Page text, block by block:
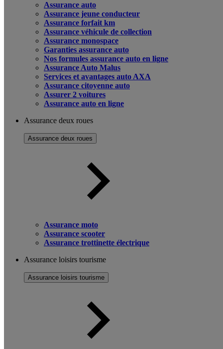
Assurance auto
Assurance jeune conducteur
Assurance forfait km
Assurance véhicule de collection
Assurance monospace
Garanties assurance auto
Nos formules assurance auto en ligne
Assurance Auto Malus
Services et avantages auto AXA
Assurance citoyenne auto
Assurer 2 voitures
Assurance auto en ligne
Assurance deux roues
Assurance deux roues
Assurance moto
Assurance scooter
Assurance trottinette électrique
Assurance loisirs tourisme
Assurance loisirs tourisme